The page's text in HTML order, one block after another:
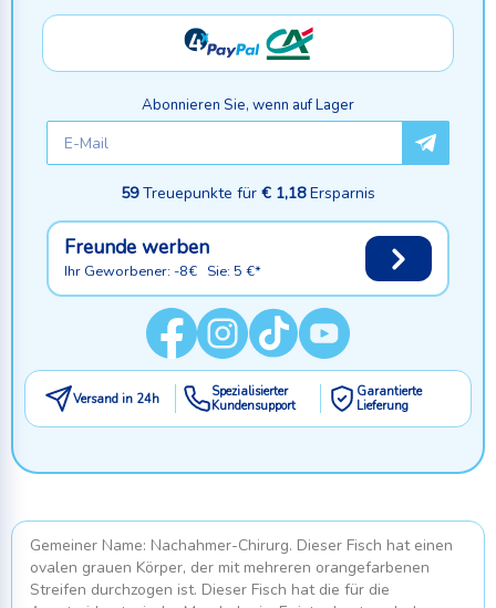
Abonnieren Sie, wenn auf Lager
59Treuepunkte für € 1,18Ersparnis
Freunde werben
Ihr Geworbener: -8€ Sie: 5 €*
Versand in 24h
Spezialisierter
Kundensupport
Garantierte
Lieferung
Gemeiner Name: Nachahmer-Chirurg. Dieser Fisch hat einen
ovalen grauen Körper, der mit mehreren orangefarbenen
Streifen durchzogen ist. Dieser Fisch hat die für die